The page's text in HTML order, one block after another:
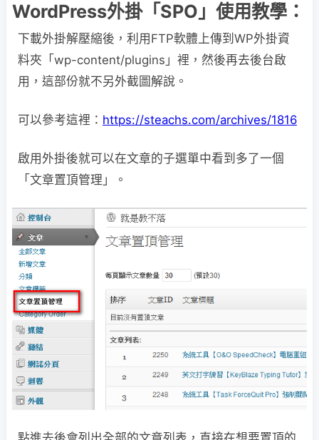
WordPress外掛「SPO」使用教學：
下載外掛解壓縮後，利用FTP軟體上傳到WP外掛資
料夾「wp-content/plugins」裡，然後再去後台啟
用，這部份就不另外截圖解說。
可以參考這裡： https://steachs.com/archives/1816
啟用外掛後就可以在文章的子選單中看到多了一個
「文章置頂管理」。